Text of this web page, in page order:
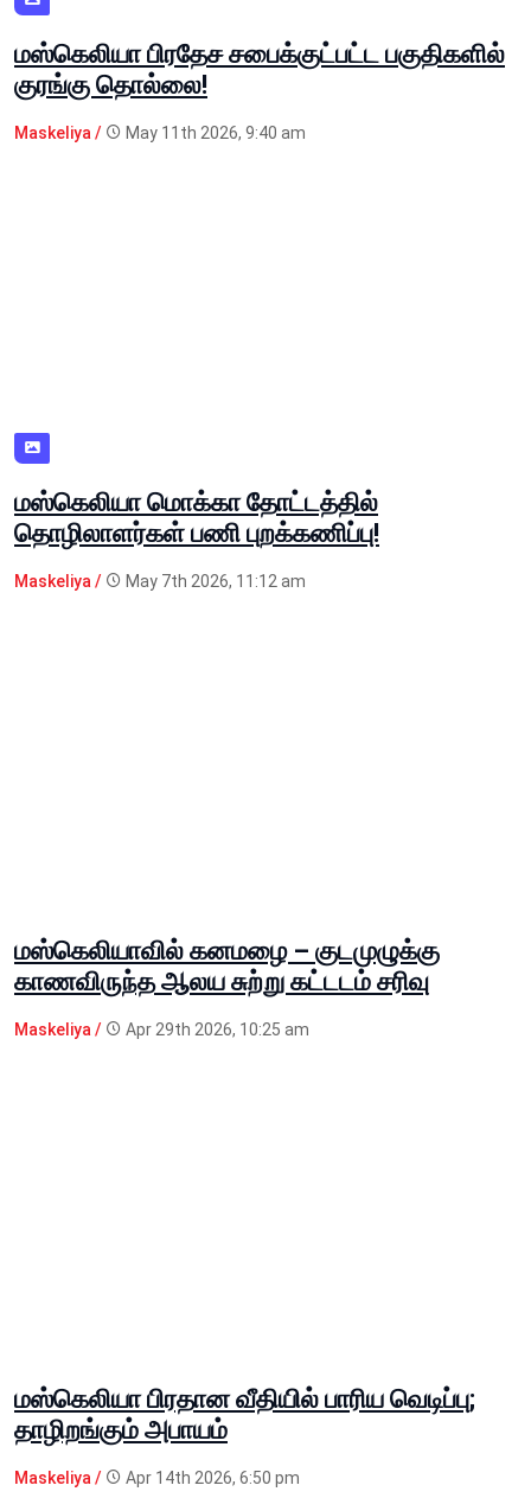
மஸ்கெலியா பிரதேச சபைக்குட்பட்ட பகுதிகளில்
குரங்கு தொல்லை!
Maskeliya / May 11th 2026, 9:40 am
மஸ்கெலியா மொக்கா தோட்டத்தில்
தொழிலாளர்கள் பணி புறக்கணிப்பு!
Maskeliya / May 7th 2026, 11:12 am
மஸ்கெலியாவில் கனமழை – குடமுழுக்கு
காணவிருந்த ஆலய சுற்று கட்டடம் சரிவு
Maskeliya / Apr 29th 2026, 10:25 am
மஸ்கெலியா பிரதான வீதியில் பாரிய வெடிப்பு;
தாழிறங்கும் அபாயம்
Maskeliya / Apr 14th 2026, 6:50 pm